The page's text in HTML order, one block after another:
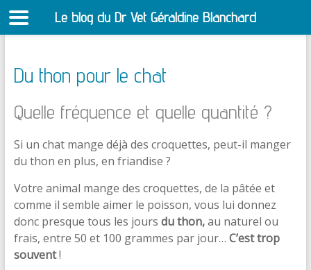
Du thon pour le chat
Quelle fréquence et quelle quantité ?
Si un chat mange déjà des croquettes, peut-il manger
du thon en plus, en friandise ?
Votre animal mange des croquettes, de la pâtée et
comme il semble aimer le poisson, vous lui donnez
donc presque tous les jours du thon,au naturel ou
frais, entre 50 et 100 grammes par jour… C’est trop
souvent!
Le blog du Dr Vet Géraldine Blanchard